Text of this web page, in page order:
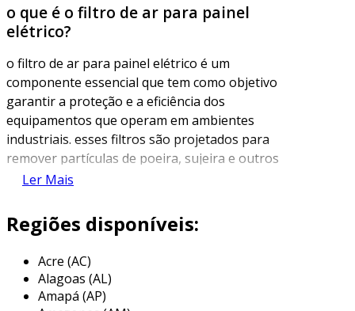
o que é o filtro de ar para painel
elétrico?
o filtro de ar para painel elétrico é um
componente essencial que tem como objetivo
garantir a proteção e a eficiência dos
equipamentos que operam em ambientes
industriais. esses filtros são projetados para
remover partículas de poeira, sujeira e outros
contaminantes do ar que podem prejudicar o
manter a integridade dos sistemas, o filtro
contribui diretamente para a longevidade e a
segurança dos equipamentos elétricos.
além de desempenhar sua função primordial de
filtragem, os filtros de ar podem ajudar a evitar
Ler Mais
Regiões disponíveis:
Acre (AC)
Alagoas (AL)
Amapá (AP)